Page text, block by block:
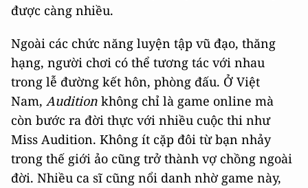
được càng nhiều.
Ngoài các chức năng luyện tập vũ đạo, thăng
hạng, người chơi có thể tương tác với nhau
trong lễ đường kết hôn, phòng đấu. Ở Việt
Nam, Audition không chỉ là game online mà
còn bước ra đời thực với nhiều cuộc thi như
Miss Audition. Không ít cặp đôi từ bạn nhảy
trong thế giới ảo cũng trở thành vợ chồng ngoài
đời. Nhiều ca sĩ cũng nổi danh nhờ game này,